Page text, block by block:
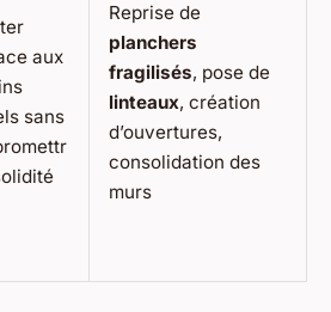
aux
sans
Reprise de
planchers
fragilisés, pose de
linteaux, création
d’ouvertures,
consolidation des
murs